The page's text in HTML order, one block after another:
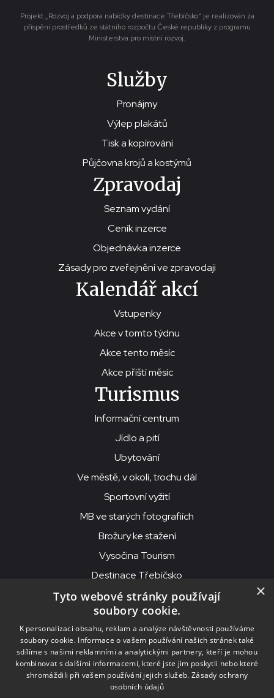
Projekt „Rozvoj a podpora nabídky destinace Třebíčsko“ je realizován za
přispění prostředků ze státního rozpočtu České republiky z programu
Ministerstva pro místní rozvoj.
Služby
Pronájmy
Výlep plakátů
Tisk a kopírování
Půjčovna krojů a kostýmů
Zpravodaj
Seznam vydání
Ceník inzerce
Objednávka inzerce
Zásady pro zveřejnění ve zpravodaji
Kalendář akcí
Vstupenky
Akce v tomto týdnu
Akce tento měsíc
Akce příští měsíc
Turismus
Informační centrum
Jídlo a pití
Ubytování
Ve městě, v okolí, trochu dál
Sportovní vyžití
MB ve starých fotografiích
Brožury ke stažení
Vysočina Tourism
Destinace Třebíčsko
© 2026MKS Beseda Mor. Budějovice
MKS Beseda, příspěvková organizace, Purcnerova 62, 676 02
Moravské Budějovice
IČO: 00091758, DIČ: CZ00091758, ID datové schránky: chjn2kd
×
Tyto webové stránky používají
soubory cookie.
K personalizaci obsahu, reklam a analýze návštěvnosti používáme
soubory cookie. Informace o vašem používání našich stránek také
sdílíme s našimi reklamními a analytickými partnery, kteří je mohou
kombinovat s dalšími informacemi, které jste jim poskytli nebo které
shromáždili při vašem používání jejich služeb. Zásady ochrany
osobních údajů